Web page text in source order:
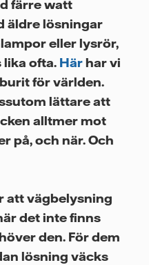
färre watt
äldre lösningar
eller lysrör,
ofta. Härhar vi
för världen.
lättare att
alltmer mot
på, och när. Och
att vägbelysning
det inte finns
den. För dem
lösning väcks